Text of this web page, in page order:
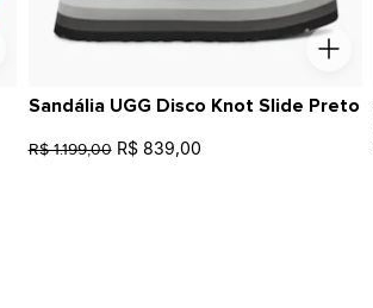
Sandália UGG Disco Knot Slide Preto
R$ 1.199,00 R$ 839,00